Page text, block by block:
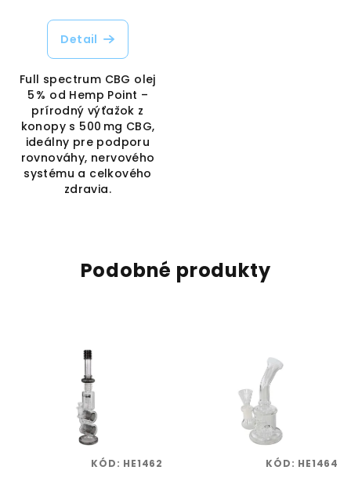
Detail
Full spectrum CBG olej
5 % od Hemp Point –
prírodný výťažok z
konopy s 500 mg CBG,
ideálny pre podporu
rovnováhy, nervového
systému a celkového
zdravia.
Podobné produkty
KÓD: HE1462 KÓD: HE1464